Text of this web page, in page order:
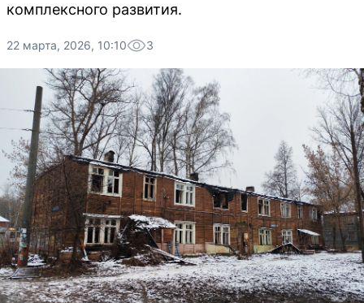
комплексного развития.
22 марта, 2026, 10:10 3